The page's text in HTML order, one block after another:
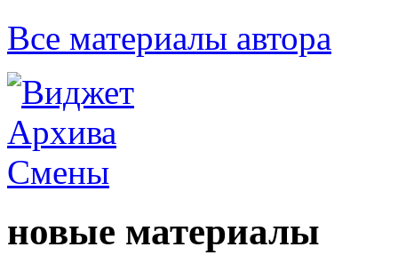
Все материалы автора
новые материалы